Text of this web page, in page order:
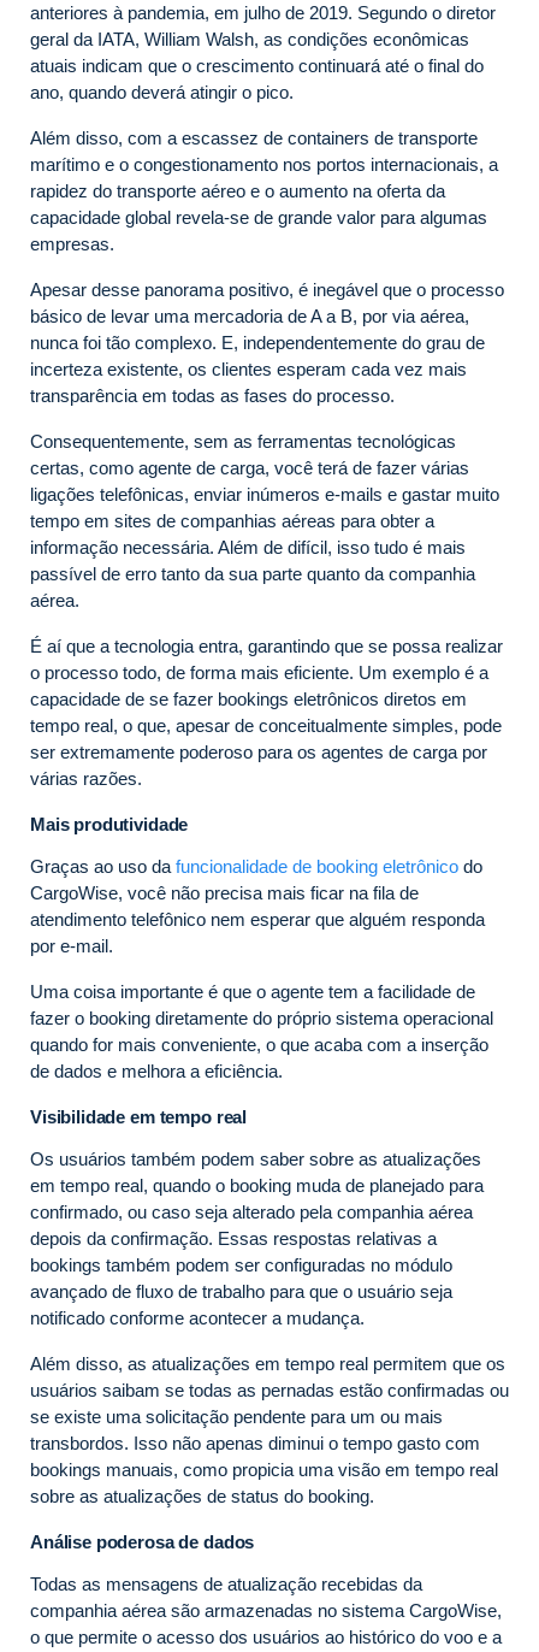
anteriores à pandemia, em julho de 2019. Segundo o diretor
geral da IATA, William Walsh, as condições econômicas
atuais indicam que o crescimento continuará até o final do
ano, quando deverá atingir o pico.
Além disso, com a escassez de containers de transporte
marítimo e o congestionamento nos portos internacionais, a
rapidez do transporte aéreo e o aumento na oferta da
capacidade global revela-se de grande valor para algumas
empresas.
Apesar desse panorama positivo, é inegável que o processo
básico de levar uma mercadoria de A a B, por via aérea,
nunca foi tão complexo. E, independentemente do grau de
incerteza existente, os clientes esperam cada vez mais
transparência em todas as fases do processo.
Consequentemente, sem as ferramentas tecnológicas
certas, como agente de carga, você terá de fazer várias
ligações telefônicas, enviar inúmeros e-mails e gastar muito
tempo em sites de companhias aéreas para obter a
informação necessária. Além de difícil, isso tudo é mais
passível de erro tanto da sua parte quanto da companhia
aérea.
É aí que a tecnologia entra, garantindo que se possa realizar
o processo todo, de forma mais eficiente. Um exemplo é a
capacidade de se fazer bookings eletrônicos diretos em
tempo real, o que, apesar de conceitualmente simples, pode
ser extremamente poderoso para os agentes de carga por
várias razões.
Mais produtividade
Graças ao uso da funcionalidade de booking eletrônico do
CargoWise, você não precisa mais ficar na fila de
atendimento telefônico nem esperar que alguém responda
por e-mail.
Uma coisa importante é que o agente tem a facilidade de
fazer o booking diretamente do próprio sistema operacional
quando for mais conveniente, o que acaba com a inserção
de dados e melhora a eficiência.
Visibilidade em tempo real
Os usuários também podem saber sobre as atualizações
em tempo real, quando o booking muda de planejado para
confirmado, ou caso seja alterado pela companhia aérea
depois da confirmação. Essas respostas relativas a
bookings também podem ser configuradas no módulo
avançado de fluxo de trabalho para que o usuário seja
notificado conforme acontecer a mudança.
Além disso, as atualizações em tempo real permitem que os
usuários saibam se todas as pernadas estão confirmadas ou
se existe uma solicitação pendente para um ou mais
transbordos. Isso não apenas diminui o tempo gasto com
bookings manuais, como propicia uma visão em tempo real
sobre as atualizações de status do booking.
Análise poderosa de dados
Todas as mensagens de atualização recebidas da
companhia aérea são armazenadas no sistema CargoWise,
o que permite o acesso dos usuários ao histórico do voo e a